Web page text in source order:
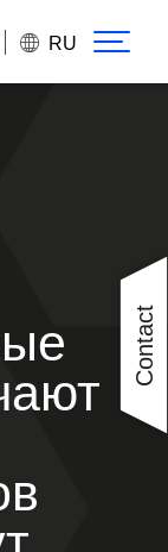
RU
Contact